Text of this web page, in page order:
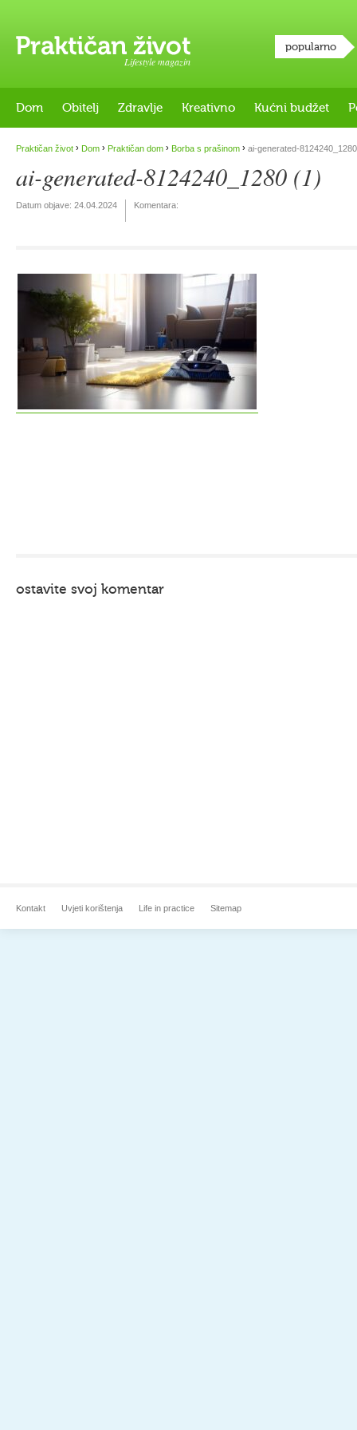
Lifestyle magazin
popularno
Dom Obitelj Zdravlje Kreativno Kućni budžet
Praktičan život › Dom › Praktičan dom › Borba s prašinom › ai-generated-
ai-generated-8124240_1280 (1)
Datum objave: 24.04.2024 Komentara:
ostavite svoj komentar
Kontakt Uvjeti korištenja Life in practice Sitemap